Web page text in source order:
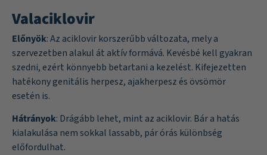
Valaciklovir
Előnyök: Az aciklovir korszerűbb változata, mely a
szervezetben alakul át aktív formává. Kevésbé kell gyakran
szedni, ezért könnyebb betartani a kezelést. Kifejezetten
hatékony genitális herpesz, ajakherpesz és övsömör
esetén is.
Hátrányok: Drágább lehet, mint az aciklovir. Bár a hatás
kialakulása nem sokkal lassabb, pár órás különbség
előfordulhat.